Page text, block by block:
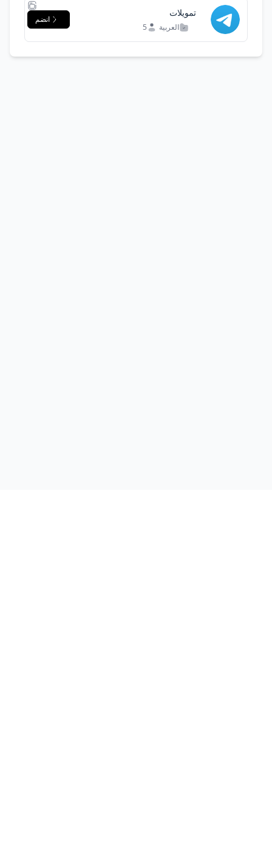
تمويلات
العربية 5
انضم